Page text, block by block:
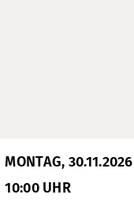
MONTAG, 30.11.2026
10:00 UHR